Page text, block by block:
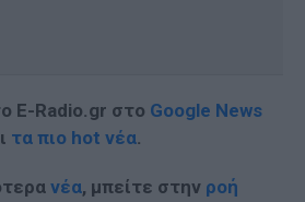
E-Radio.gr στο Google News
τα πιο hot νέα.
νέα, μπείτε στην ροή